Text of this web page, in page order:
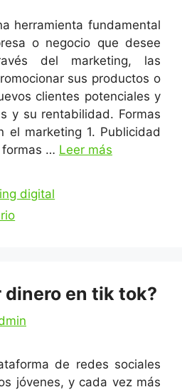
herramienta fundamental
o negocio que desee
del marketing, las
sus productos o
clientes potenciales y
y su rentabilidad. Formas
el marketing 1. Publicidad
formas … Leer más
digital
dinero en tik tok?
de redes sociales
jóvenes, y cada vez más